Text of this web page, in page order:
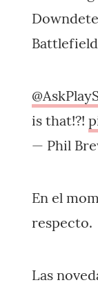
is that!?!
— Phil
En el
respecto.
Las